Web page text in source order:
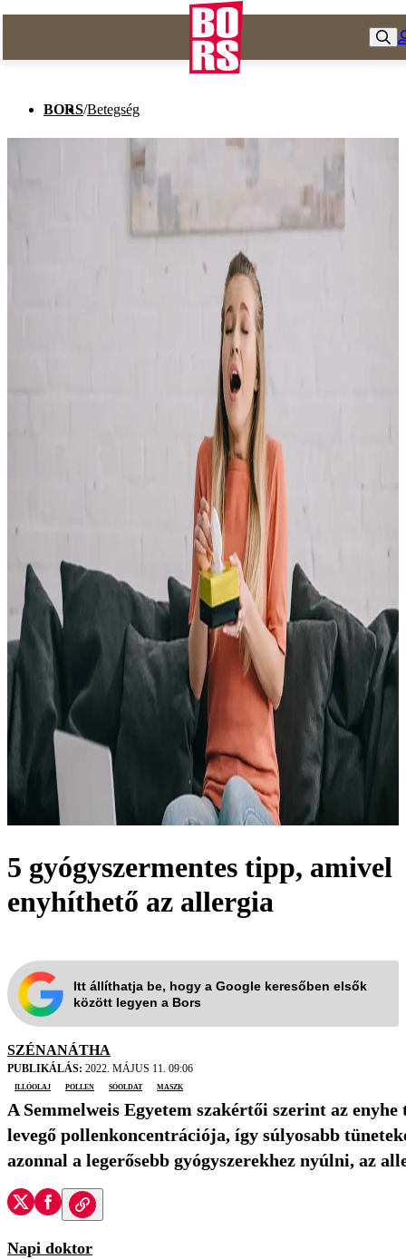
BORS/Betegség
5 gyógyszermentes tipp, amivel
enyhíthető az allergia
Itt állíthatja be, hogy a Google keresőben elsők
között legyen a Bors
SZÉNANÁTHA
PUBLIKÁLÁS: 2022. MÁJUS 11. 09:06
illóolaj
pollen sóoldat maszk
A Semmelweis Egyetem szakértői szerint az
levegő pollenkoncentrációja, így súlyosabb
azonnal a legerősebb gyógyszerekhez nyúlni, az
Napi doktor